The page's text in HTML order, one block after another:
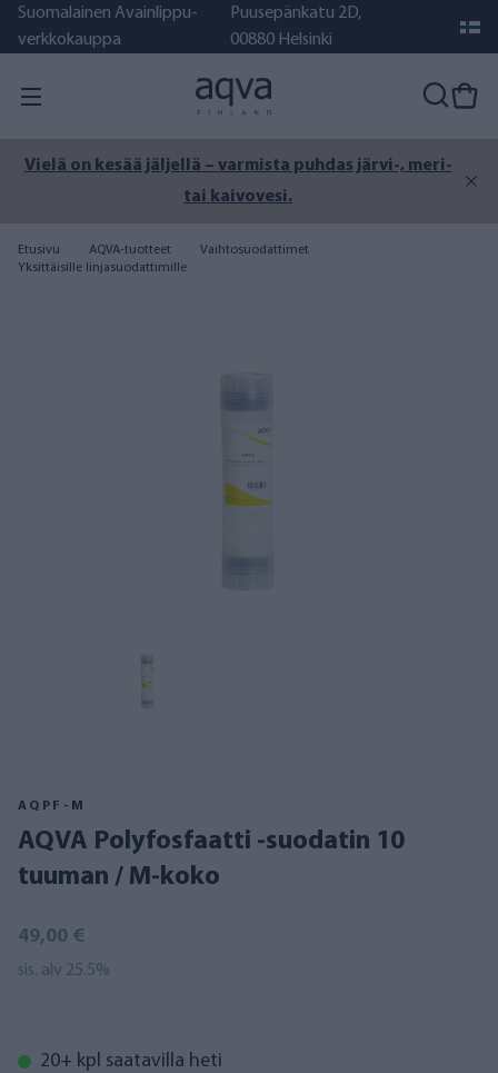
Suomalainen Avainlippu-
verkkokauppa
Puusepänkatu 2D,
00880 Helsinki
Vielä on kesää jäljellä – varmista puhdas järvi-, meri-
tai kaivovesi.
Etusivu AQVA-tuotteet
Vaihtosuodattimet
Yksittäisille linjasuodattimille
AQPF-M
AQVA Polyfosfaatti -suodatin 10
tuuman / M-koko
49,00 €
sis. alv 25.5%
20+ kpl saatavilla heti